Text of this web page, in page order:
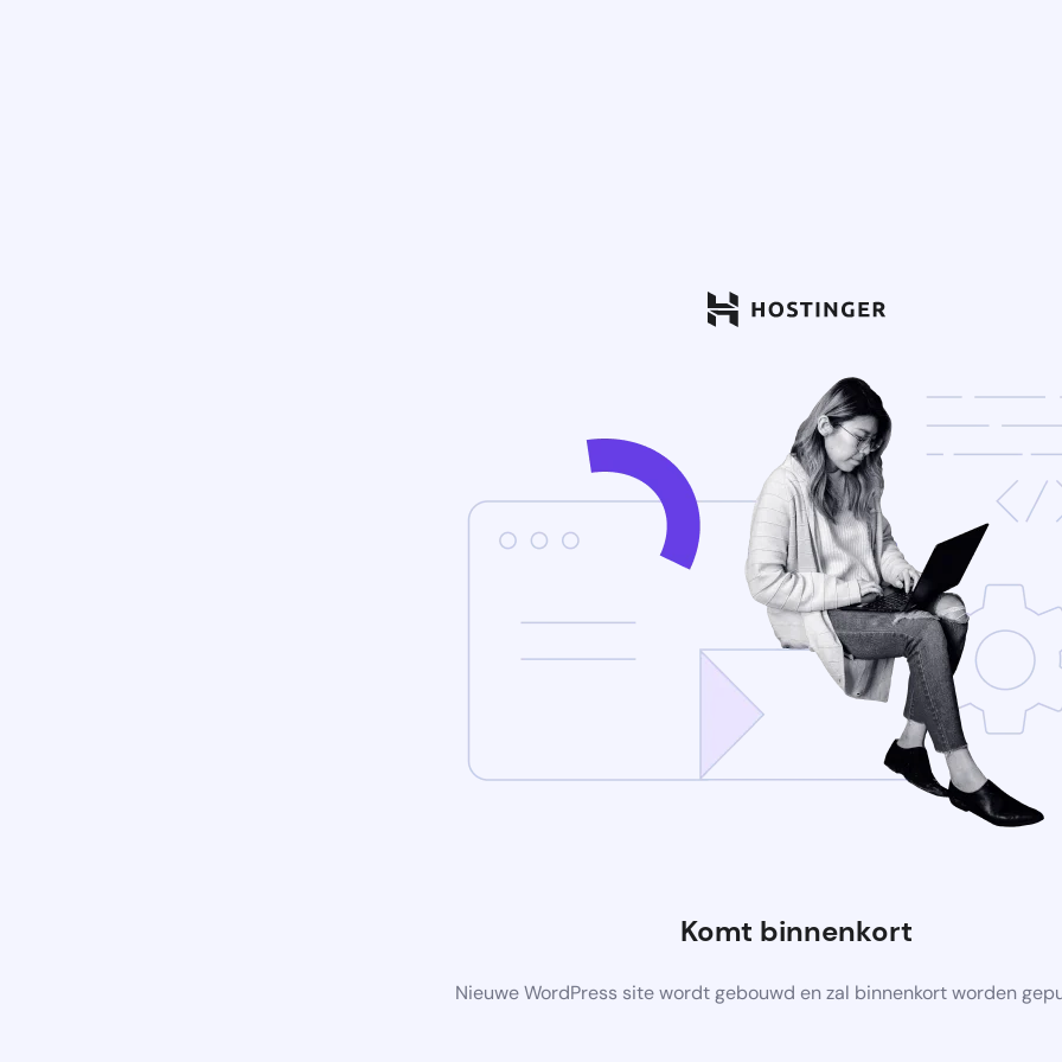
Komt binnenkort
Nieuwe WordPress site wordt gebouwd en zal binnenkort worden